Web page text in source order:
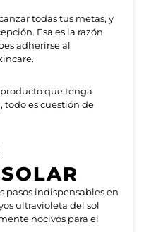
todas tus metas, y
Esa es la razón
adherirse al
que tenga
todo es cuestión de
pasos indispensables en
ultravioleta del sol
nocivos para el